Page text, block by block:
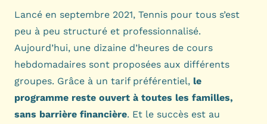
Lancé en septembre 2021, Tennis pour tous s’est
peu à peu structuré et professionnalisé.
Aujourd’hui, une dizaine d’heures de cours
hebdomadaires sont proposées aux différents
groupes. Grâce à un tarif préférentiel, le
programme reste ouvert à toutes les familles,
sans barrière financière. Et le succès est au